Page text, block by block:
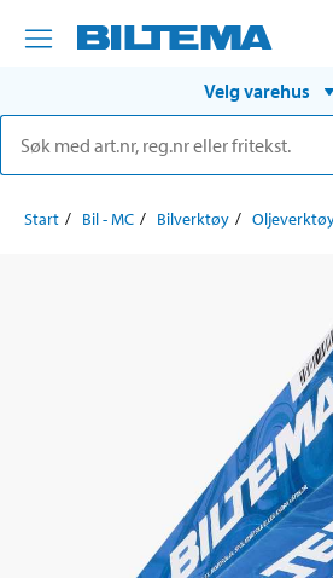
Velg varehus
Start Bil - MC Bilverktøy